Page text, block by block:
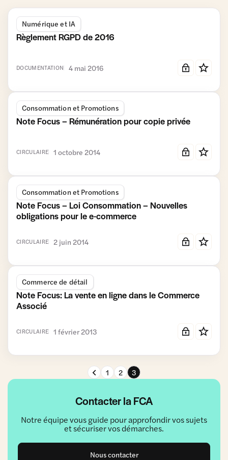
Contacter la FCA
Notre équipe vous guide pour approfondir vos sujets
et sécuriser vos démarches.
Nous contacter
personnelles
Fiscalité et
Comptabilité
Gestion du
patrimoine
et associé
commerciales
Transmission-
Reprise et
Travail et
Formation
et
sociétés
Numérique et IA
Règlement RGPD de 2016
DOCUMENTATION 4 mai 2016
Consommation et Promotions
Note Focus – Rémunération pour copie privée
CIRCULAIRE 1 octobre 2014
Consommation et Promotions
Note Focus – Loi Consommation – Nouvelles
obligations pour le e-commerce
CIRCULAIRE 2 juin 2014
Commerce de détail
Note Focus: La vente en ligne dans le Commerce
Associé
CIRCULAIRE 1 février 2013
Page précédente
1 2 3